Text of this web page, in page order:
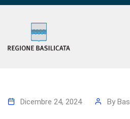
Dicembre 24, 2024 By